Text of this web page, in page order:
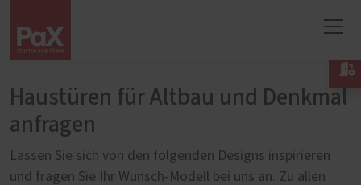
Haustüren für Altbau und Denkmal
anfragen
Lassen Sie sich von den folgenden Designs inspirieren
und fragen Sie Ihr Wunsch-Modell bei uns an. Zu allen
